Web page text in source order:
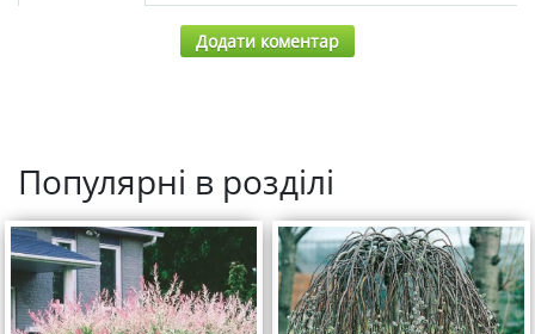
Додати коментар
Популярні в розділі